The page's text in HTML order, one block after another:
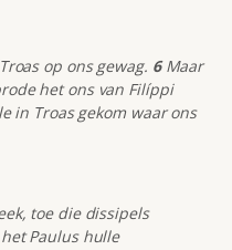
op ons gewag. 6Maar
het ons van Filíppi
in Troas gekom waar ons
toe die dissipels
Paulus hulle